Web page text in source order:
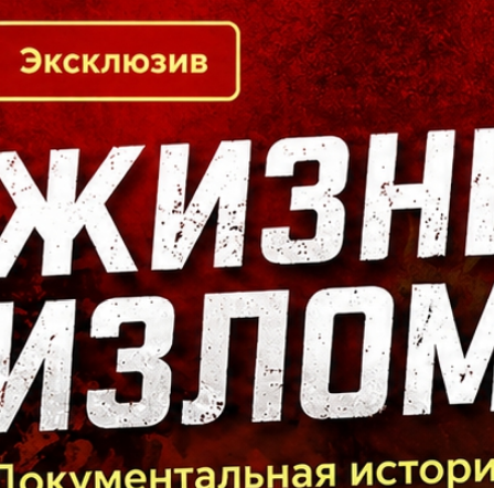
Кто есть кто в Байкальском регионе